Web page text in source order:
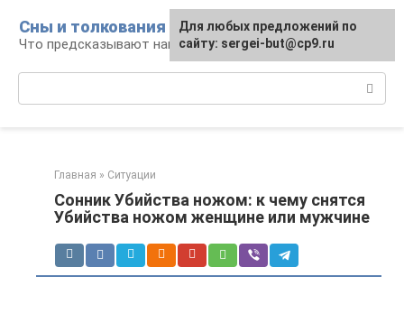
контенту
Сны и толкования
Что предсказывают нам наши сны
Главная » Ситуации
Сонник Убийства ножом: к чему снятся
Убийства ножом женщине или мужчине
Для любых предложений по
сайту: sergei-but@cp9.ru